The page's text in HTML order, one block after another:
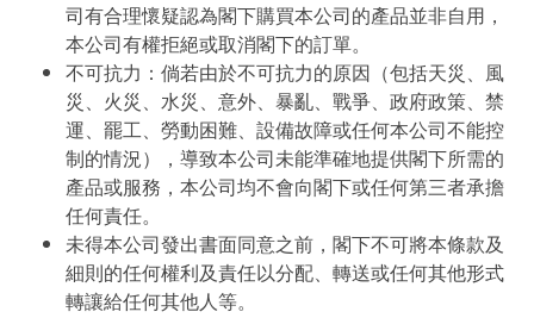
司有合理懷疑認為閣下購買本公司的產品並非自用，
本公司有權拒絕或取消閣下的訂單。
不可抗力：倘若由於不可抗力的原因（包括天災、風
災、火災、水災、意外、暴亂、戰爭、政府政策、禁
運、罷工、勞動困難、設備故障或任何本公司不能控
制的情況），導致本公司未能準確地提供閣下所需的
產品或服務，本公司均不會向閣下或任何第三者承擔
任何責任。
未得本公司發出書面同意之前，閣下不可將本條款及
細則的任何權利及責任以分配、轉送或任何其他形式
轉讓給任何其他人等。